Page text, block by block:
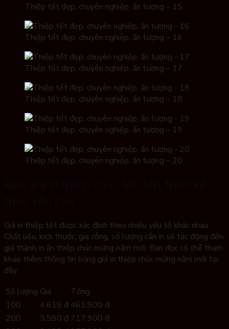
Thiệp tết đẹp, chuyên nghiệp, ấn tượng – 15
Thiệp tết đẹp, chuyên nghiệp, ấn tượng – 16
Thiệp tết đẹp, chuyên nghiệp, ấn tượng – 17
Thiệp tết đẹp, chuyên nghiệp, ấn tượng – 18
Thiệp tết đẹp, chuyên nghiệp, ấn tượng – 19
Thiệp tết đẹp, chuyên nghiệp, ấn tượng – 20
Giá in thiệp tết được xác định theo nhiều yếu tố khác nhau.
Chất liệu, kích thước, gia công, số lượng cần in sẽ tác động đến
giá thành in ấn thiệp chúc mừng năm mới. Bạn đọc có thể tham
khảo thêm thông tin bảng giá in thiệp chúc mừng năm mới tại
đây:
Số lượng Giá
Tổng
100
4,619 đ 461,900 đ
200
3,590 đ 717,900 đ